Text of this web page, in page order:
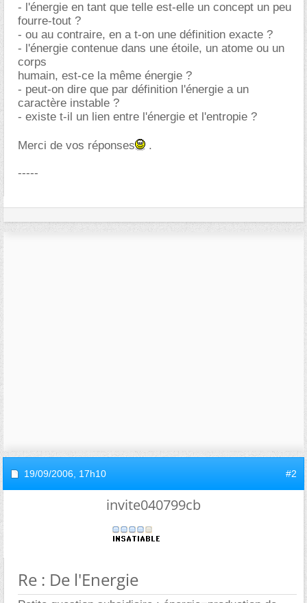
- l'énergie en tant que telle est-elle un concept un peu
fourre-tout ?
- ou au contraire, en a t-on une définition exacte ?
- l'énergie contenue dans une étoile, un atome ou un
corps
humain, est-ce la même énergie ?
- peut-on dire que par définition l'énergie a un
caractère instable ?
- existe t-il un lien entre l'énergie et l'entropie ?
Merci de vos réponses .
-----
19/09/2006, 17h10 #2
invite040799cb
Re : De l'Energie